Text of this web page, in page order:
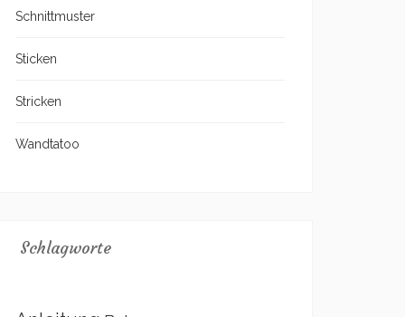
Schnittmuster
Sticken
Stricken
Wandtatoo
Schlagworte